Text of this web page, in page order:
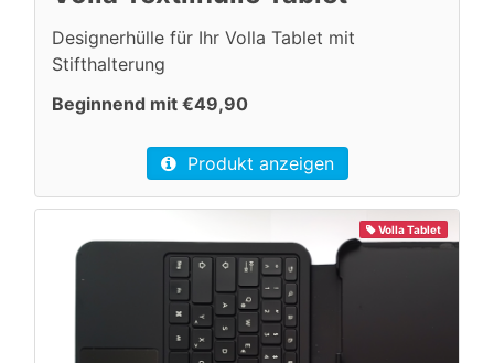
Designerhülle für Ihr Volla Tablet mit
Stifthalterung
Beginnend mit €49,90
Produkt anzeigen
Volla Tablet